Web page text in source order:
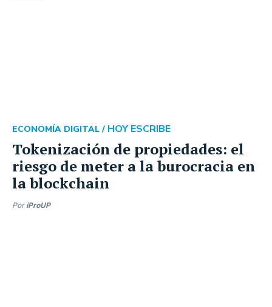
Tokenización de propiedades: el
riesgo de meter a la burocracia en
la blockchain
ECONOMÍA DIGITAL / HOY ESCRIBE
Por iProUP